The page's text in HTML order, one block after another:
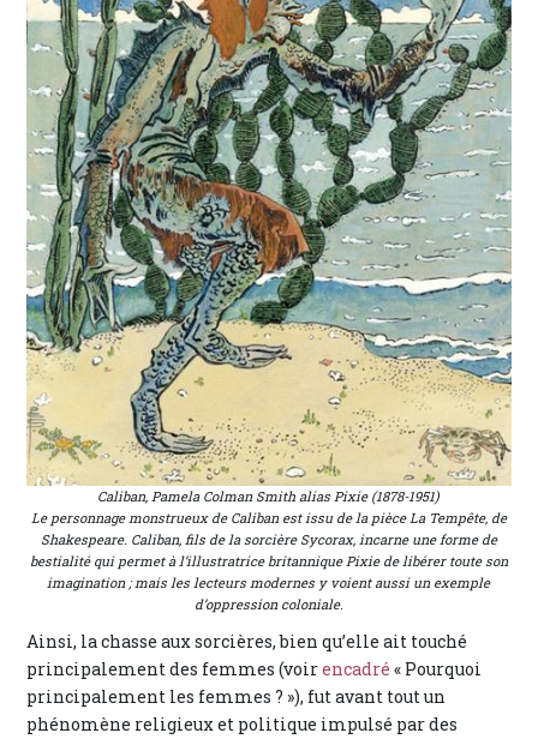
Caliban, Pamela Colman Smith alias Pixie (1878-1951)
Le personnage monstrueux de Caliban est issu de la pièce La Tempête, de
Shakespeare. Caliban, fils de la sorcière Sycorax, incarne une forme de
bestialité qui permet à l’illustratrice britannique Pixie de libérer toute son
imagination ; mais les lecteurs modernes y voient aussi un exemple
d’oppression coloniale.
Ainsi, la chasse aux sorcières, bien qu’elle ait touché
principalement des femmes (voirencadré « Pourquoi
principalement les femmes ? »), fut avant tout un
phénomène religieux et politique impulsé par des